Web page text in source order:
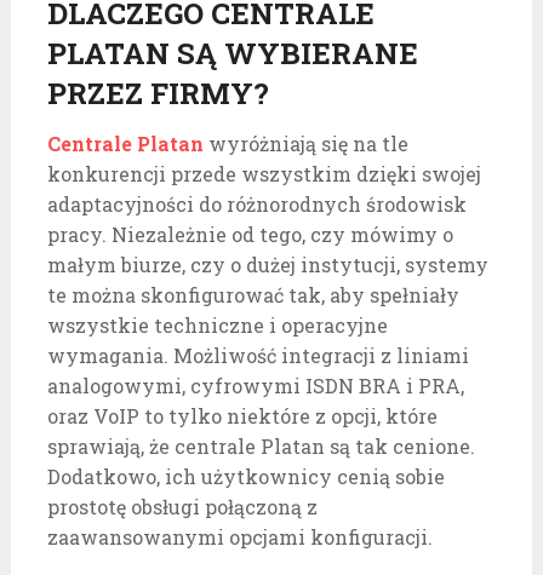
DLACZEGO CENTRALE
PLATAN SĄ WYBIERANE
PRZEZ FIRMY?
Centrale Platan wyróżniają się na tle
konkurencji przede wszystkim dzięki swojej
adaptacyjności do różnorodnych środowisk
pracy. Niezależnie od tego, czy mówimy o
małym biurze, czy o dużej instytucji, systemy
te można skonfigurować tak, aby spełniały
wszystkie techniczne i operacyjne
wymagania. Możliwość integracji z liniami
analogowymi, cyfrowymi ISDN BRA i PRA,
oraz VoIP to tylko niektóre z opcji, które
sprawiają, że centrale Platan są tak cenione.
Dodatkowo, ich użytkownicy cenią sobie
prostotę obsługi połączoną z
zaawansowanymi opcjami konfiguracji.